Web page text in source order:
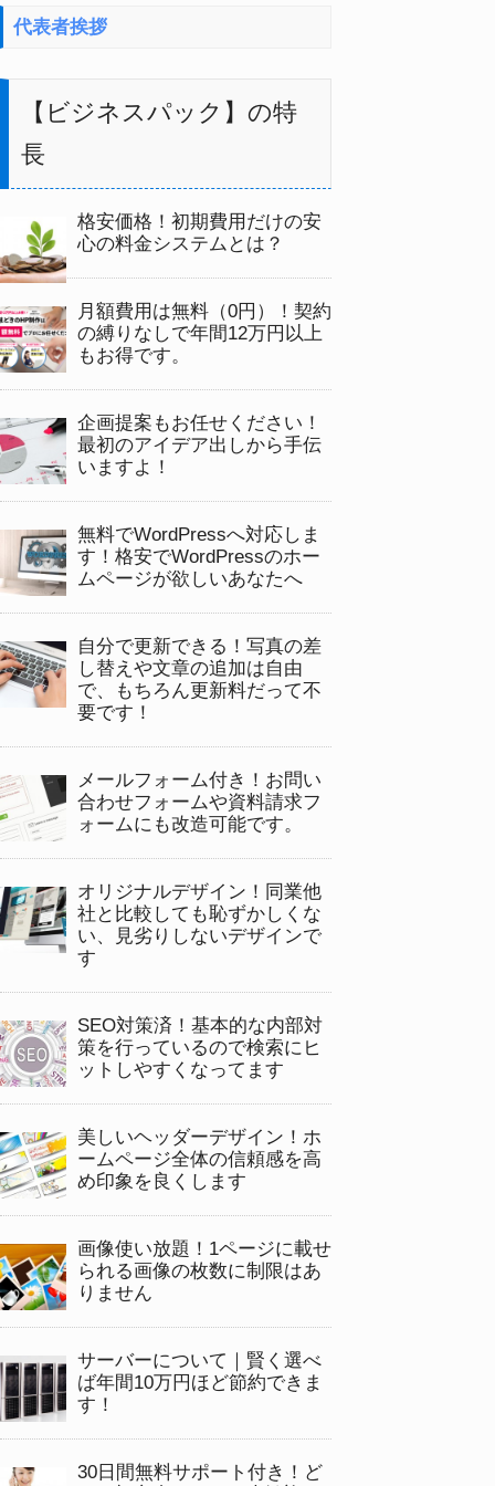
代表者挨拶
【ビジネスパック】の特
長
格安価格！初期費用だけの安
心の料金システムとは？
月額費用は無料（0円）！契約
の縛りなしで年間12万円以上
もお得です。
企画提案もお任せください！
最初のアイデア出しから手伝
いますよ！
無料でWordPressへ対応しま
す！格安でWordPressのホー
ムページが欲しいあなたへ
自分で更新できる！写真の差
し替えや文章の追加は自由
で、もちろん更新料だって不
要です！
メールフォーム付き！お問い
合わせフォームや資料請求フ
ォームにも改造可能です。
オリジナルデザイン！同業他
社と比較しても恥ずかしくな
い、見劣りしないデザインで
す
SEO対策済！基本的な内部対
策を行っているので検索にヒ
ットしやすくなってます
美しいヘッダーデザイン！ホ
ームページ全体の信頼感を高
め印象を良くします
画像使い放題！1ページに載せ
られる画像の枚数に制限はあ
りません
サーバーについて｜賢く選べ
ば年間10万円ほど節約できま
す！
30日間無料サポート付き！ど